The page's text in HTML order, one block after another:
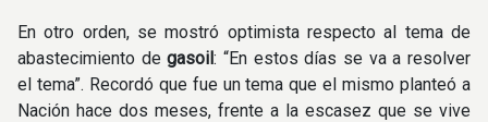
En otro orden, se mostró optimista respecto al tema de
abastecimiento degasoil: “En estos días se va a resolver
el tema”. Recordó que fue un tema que el mismo planteó a
Nación hace dos meses, frente a la escasez que se vive